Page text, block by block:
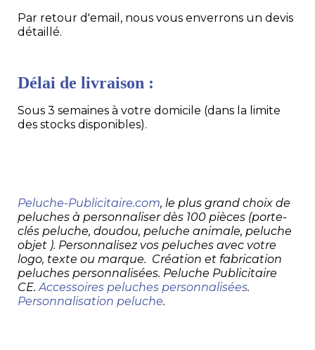
Par retour d'email, nous vous enverrons un devis
détaillé.
Délai de livraison :
Sous 3 semaines à votre domicile (dans la limite
des stocks disponibles).
Peluche-Publicitaire.com, le plus grand choix de
peluches à personnaliser dès 100 pièces (porte-
clés peluche, doudou, peluche animale, peluche
objet ). Personnalisez vos peluches avec votre
logo, texte ou marque. Création et fabrication
peluches personnalisées. Peluche Publicitaire
CE. Accessoires peluches personnalisées.
Personnalisation peluche.